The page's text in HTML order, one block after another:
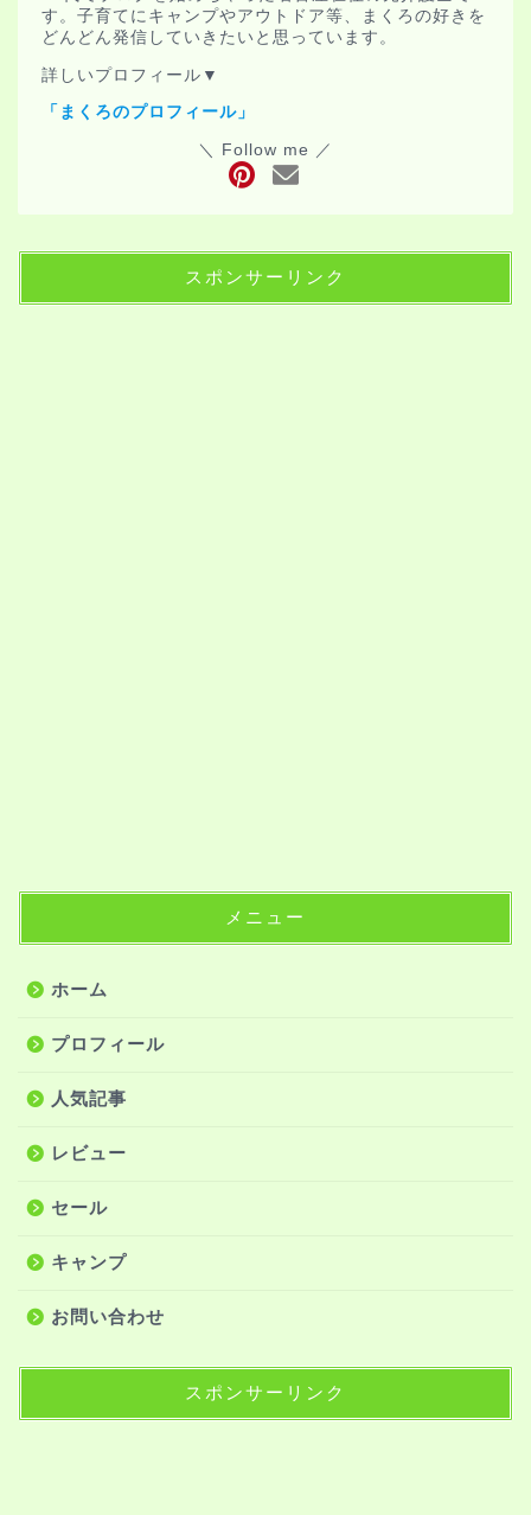
す。子育てにキャンプやアウトドア等、まくろの好きを
どんどん発信していきたいと思っています。
詳しいプロフィール▼
「まくろのプロフィール」
＼ Follow me ／
スポンサーリンク
メニュー
ホーム
プロフィール
人気記事
レビュー
セール
キャンプ
お問い合わせ
スポンサーリンク